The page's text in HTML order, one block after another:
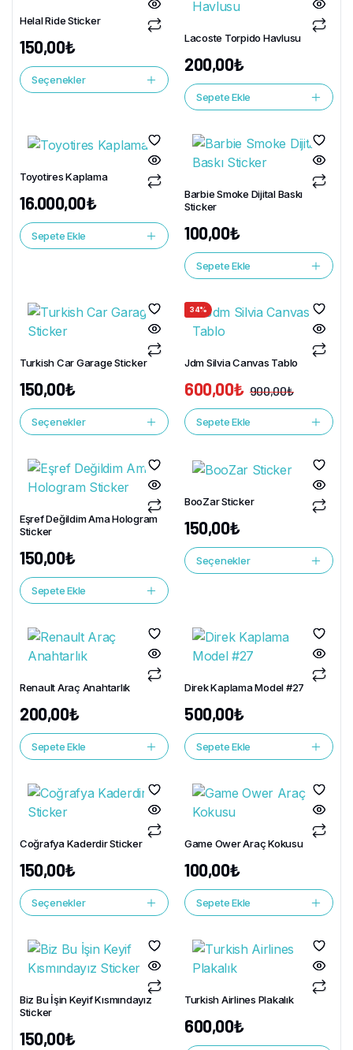
Helal Ride Sticker
150,00₺
Seçenekler
Lacoste Torpido Havlusu
200,00₺
Sepete Ekle
Toyotires Kaplama
16.000,00₺
Sepete Ekle
Barbie Smoke Dijital Baskı
Sticker
100,00₺
Sepete Ekle
Turkish Car Garage Sticker
150,00₺
Seçenekler
34%
Jdm Silvia Canvas Tablo
900,00₺
600,00₺
Sepete Ekle
Eşref Değildim Ama Hologram
Sticker
150,00₺
Sepete Ekle
BooZar Sticker
150,00₺
Seçenekler
Renault Araç Anahtarlık
200,00₺
Sepete Ekle
Direk Kaplama Model #27
500,00₺
Sepete Ekle
Coğrafya Kaderdir Sticker
150,00₺
Seçenekler
Game Ower Araç Kokusu
100,00₺
Sepete Ekle
Biz Bu İşin Keyif Kısmındayız
Sticker
150,00₺
Turkish Airlines Plakalık
600,00₺